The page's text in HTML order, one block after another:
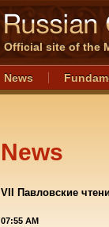
Official site of the
News
News
VII Павловские
07:55 AM